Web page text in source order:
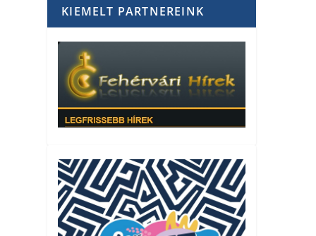
KIEMELT PARTNEREINK